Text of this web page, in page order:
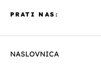
NASLOVNICA
PRATI NAS: